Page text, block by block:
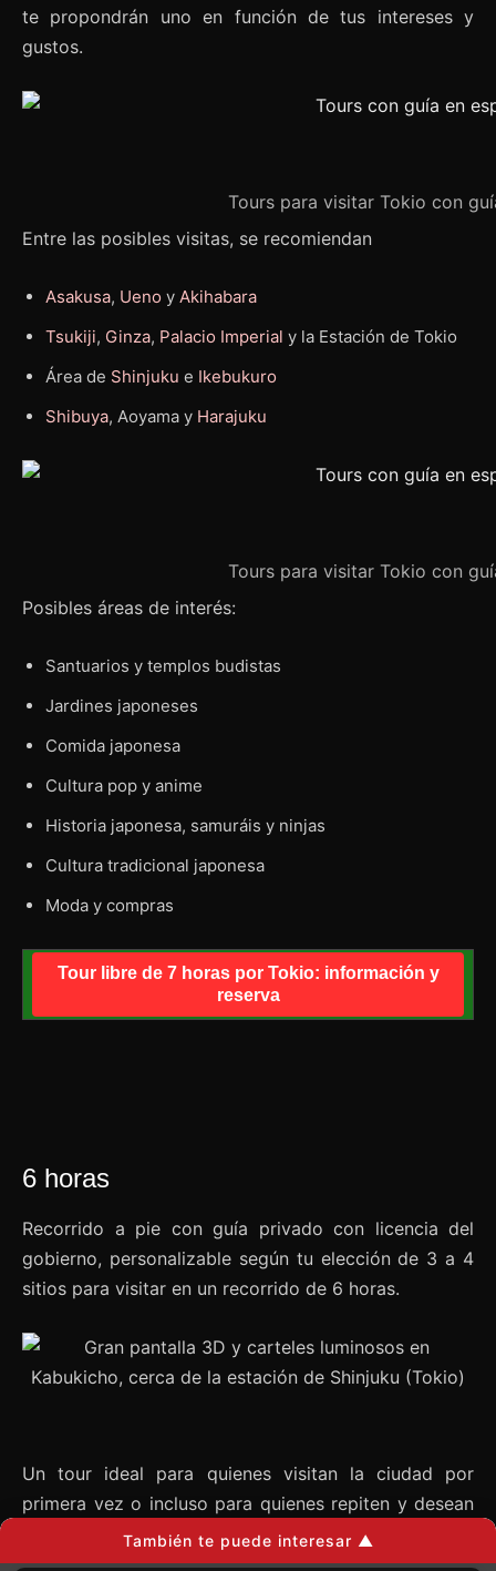
te propondrán uno en función de tus intereses y
gustos.
Tours para visitar Tokio con
Entre las posibles visitas, se recomiendan
Asakusa, Ueno y Akihabara
Tsukiji, Ginza, Palacio Imperial y la Estación de Tokio
Área de Shinjuku e Ikebukuro
Shibuya, Aoyama y Harajuku
Tours para visitar Tokio con
Posibles áreas de interés:
Santuarios y templos budistas
Jardines japoneses
Comida japonesa
Cultura pop y anime
Historia japonesa, samuráis y ninjas
Cultura tradicional japonesa
Moda y compras
Tour libre de 7 horas por Tokio: información y
reserva
6 horas
Recorrido a pie con guía privado con licencia del
gobierno, personalizable según tu elección de 3 a 4
sitios para visitar en un recorrido de 6 horas.
Un tour ideal para quienes visitan la ciudad por
primera vez o incluso para quienes repiten y desean
descubrir lugares menos conocidos.
También te puede interesar ▲